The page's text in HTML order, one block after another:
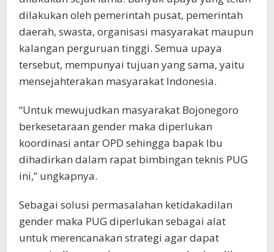
dilakukan oleh pemerintah pusat, pemerintah
daerah, swasta, organisasi masyarakat maupun
kalangan perguruan tinggi. Semua upaya
tersebut, mempunyai tujuan yang sama, yaitu
mensejahterakan masyarakat Indonesia.
“Untuk mewujudkan masyarakat Bojonegoro
berkesetaraan gender maka diperlukan
koordinasi antar OPD sehingga bapak Ibu
dihadirkan dalam rapat bimbingan teknis PUG
ini,” ungkapnya.
Sebagai solusi permasalahan ketidakadilan
gender maka PUG diperlukan sebagai alat
untuk merencanakan strategi agar dapat